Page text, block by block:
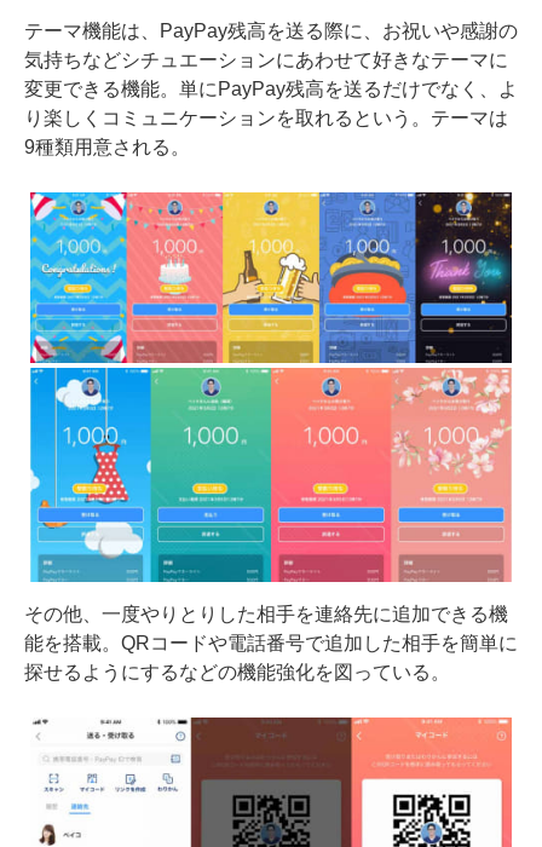
テーマ機能は、PayPay残高を送る際に、お祝いや感謝の
気持ちなどシチュエーションにあわせて好きなテーマに
変更できる機能。単にPayPay残高を送るだけでなく、よ
り楽しくコミュニケーションを取れるという。テーマは
9種類用意される。
その他、一度やりとりした相手を連絡先に追加できる機
能を搭載。QRコードや電話番号で追加した相手を簡単に
探せるようにするなどの機能強化を図っている。